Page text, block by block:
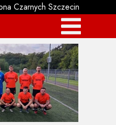
Czarnych Szczecin